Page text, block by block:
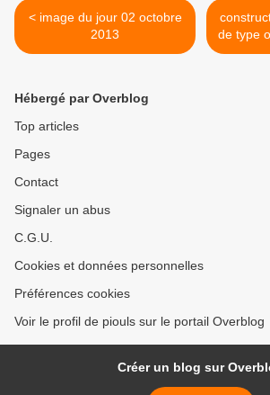
< image du jour 02 octobre
2013
de type
Hébergé par Overblog
Top articles
Pages
Contact
Signaler un abus
C.G.U.
Cookies et données personnelles
Préférences cookies
Voir le profil de piouls sur le portail Overblog
Créer un blog sur